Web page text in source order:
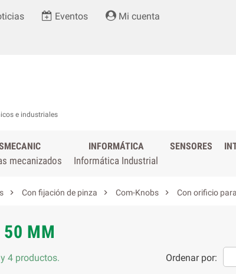
Eventos Mi cuenta
e industriales
mecanizados
INFORMÁTICA
Informática Industrial
SENSORES
 Con fijación de pinza  Com-Knobs  Con orificio
MM
4 productos. Ordenar por: